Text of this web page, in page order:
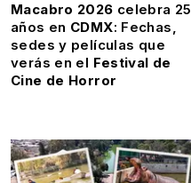
Macabro 2026 celebra 25
años en CDMX: Fechas,
sedes y películas que
verás en el Festival de
Cine de Horror